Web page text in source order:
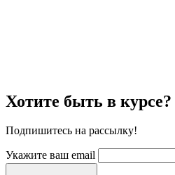
Хотите быть в курсе?
Подпишитесь на рассылку!
Укажите ваш email